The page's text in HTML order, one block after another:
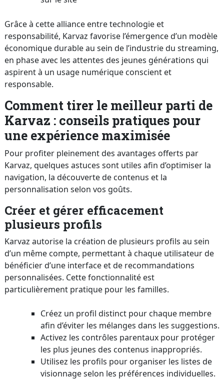
Grâce à cette alliance entre technologie et
responsabilité, Karvaz favorise l’émergence d’un modèle
économique durable au sein de l’industrie du streaming,
en phase avec les attentes des jeunes générations qui
aspirent à un usage numérique conscient et
responsable.
Comment tirer le meilleur parti de
Karvaz : conseils pratiques pour
une expérience maximisée
Pour profiter pleinement des avantages offerts par
Karvaz, quelques astuces sont utiles afin d’optimiser la
navigation, la découverte de contenus et la
personnalisation selon vos goûts.
Créer et gérer efficacement
plusieurs profils
Karvaz autorise la création de plusieurs profils au sein
d’un même compte, permettant à chaque utilisateur de
bénéficier d’une interface et de recommandations
personnalisées. Cette fonctionnalité est
particulièrement pratique pour les familles.
Créez un profil distinct pour chaque membre
afin d’éviter les mélanges dans les suggestions.
Activez les contrôles parentaux pour protéger
les plus jeunes des contenus inappropriés.
Utilisez les profils pour organiser les listes de
visionnage selon les préférences individuelles.